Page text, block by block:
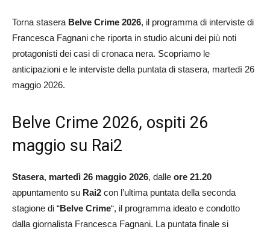
Torna stasera Belve Crime 2026, il programma di interviste di
Francesca Fagnani che riporta in studio alcuni dei più noti
protagonisti dei casi di cronaca nera. Scopriamo le
anticipazioni e le interviste della puntata di stasera, martedì 26
maggio 2026.
Belve Crime 2026, ospiti 26
maggio su Rai2
Stasera, martedì 26 maggio 2026, dalle ore 21.20
appuntamento su Rai2 con l’ultima puntata della seconda
stagione di “Belve Crime“, il programma ideato e condotto
dalla giornalista Francesca Fagnani. La puntata finale si